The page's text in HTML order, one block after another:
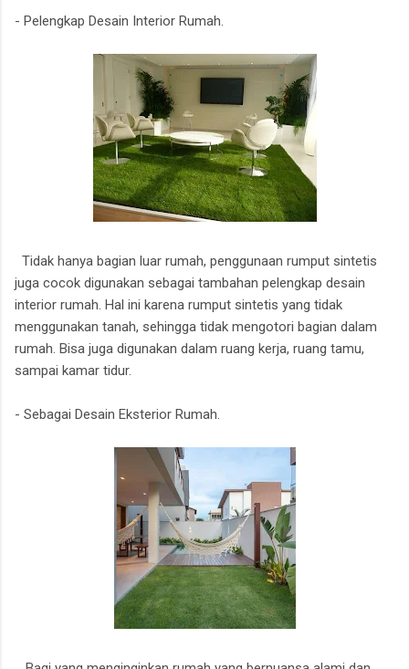
- Pelengkap Desain Interior Rumah.
Tidak hanya bagian luar rumah, penggunaan rumput sintetis
juga cocok digunakan sebagai tambahan pelengkap desain
interior rumah. Hal ini karena rumput sintetis yang tidak
menggunakan tanah, sehingga tidak mengotori bagian dalam
rumah. Bisa juga digunakan dalam ruang kerja, ruang tamu,
sampai kamar tidur.
- Sebagai Desain Eksterior Rumah.